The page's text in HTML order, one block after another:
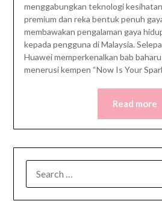
menggabungkan teknologi
premium dan reka bentuk penuh
membawakan pengalaman gaya
kepada pengguna di Malaysia.
Huawei memperkenalkan bab
menerusi kempen “Now Is Your
Read more
FOR: